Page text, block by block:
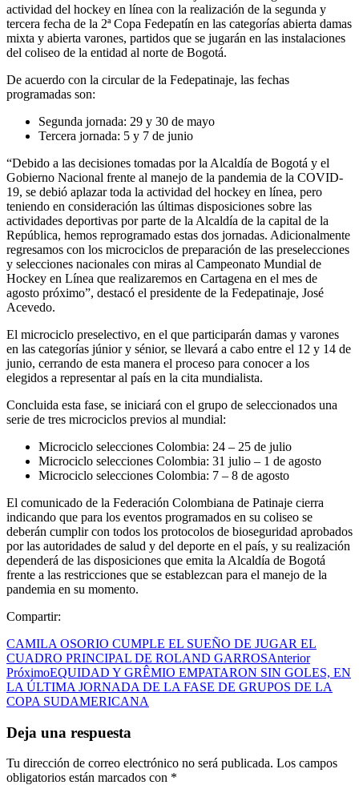
actividad del hockey en línea con la realización de la segunda y
tercera fecha de la 2ª Copa Fedepatín en las categorías abierta damas
mixta y abierta varones, partidos que se jugarán en las instalaciones
del coliseo de la entidad al norte de Bogotá.
De acuerdo con la circular de la Fedepatinaje, las fechas
programadas son:
Segunda jornada: 29 y 30 de mayo
Tercera jornada: 5 y 7 de junio
“Debido a las decisiones tomadas por la Alcaldía de Bogotá y el
Gobierno Nacional frente al manejo de la pandemia de la COVID-
19, se debió aplazar toda la actividad del hockey en línea, pero
teniendo en consideración las últimas disposiciones sobre las
actividades deportivas por parte de la Alcaldía de la capital de la
República, hemos reprogramado estas dos jornadas. Adicionalmente
regresamos con los microciclos de preparación de las preselecciones
y selecciones nacionales con miras al Campeonato Mundial de
Hockey en Línea que realizaremos en Cartagena en el mes de
agosto próximo”, destacó el presidente de la Fedepatinaje, José
Acevedo.
El microciclo preselectivo, en el que participarán damas y varones
en las categorías júnior y sénior, se llevará a cabo entre el 12 y 14 de
junio, cerrando de esta manera el proceso para conocer a los
elegidos a representar al país en la cita mundialista.
Concluida esta fase, se iniciará con el grupo de seleccionados una
serie de tres microciclos previos al mundial:
Microciclo selecciones Colombia: 24 – 25 de julio
Microciclo selecciones Colombia: 31 julio – 1 de agosto
Microciclo selecciones Colombia: 7 – 8 de agosto
El comunicado de la Federación Colombiana de Patinaje cierra
indicando que para los eventos programados en su coliseo se
deberán cumplir con todos los protocolos de bioseguridad aprobados
por las autoridades de salud y del deporte en el país, y su realización
dependerá de las disposiciones que emita la Alcaldía de Bogotá
frente a las restricciones que se establezcan para el manejo de la
pandemia en su momento.
Compartir:
CAMILA OSORIO CUMPLE EL SUEÑO DE JUGAR EL
CUADRO PRINCIPAL DE ROLAND GARROSAnterior
PróximoEQUIDAD Y GRÊMIO EMPATARON SIN GOLES, EN
LA ÚLTIMA JORNADA DE LA FASE DE GRUPOS DE LA
COPA SUDAMERICANA
Deja una respuesta
Tu dirección de correo electrónico no será publicada. Los campos
obligatorios están marcados con *